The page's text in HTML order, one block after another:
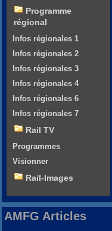
Programme
régional
Infos régionales 1
Infos régionales 2
Infos régionales 3
Infos régionales 4
Infos régionales 6
Infos régionales 7
Rail TV
Programmes
Visionner
Rail-Images
AMFG Articles